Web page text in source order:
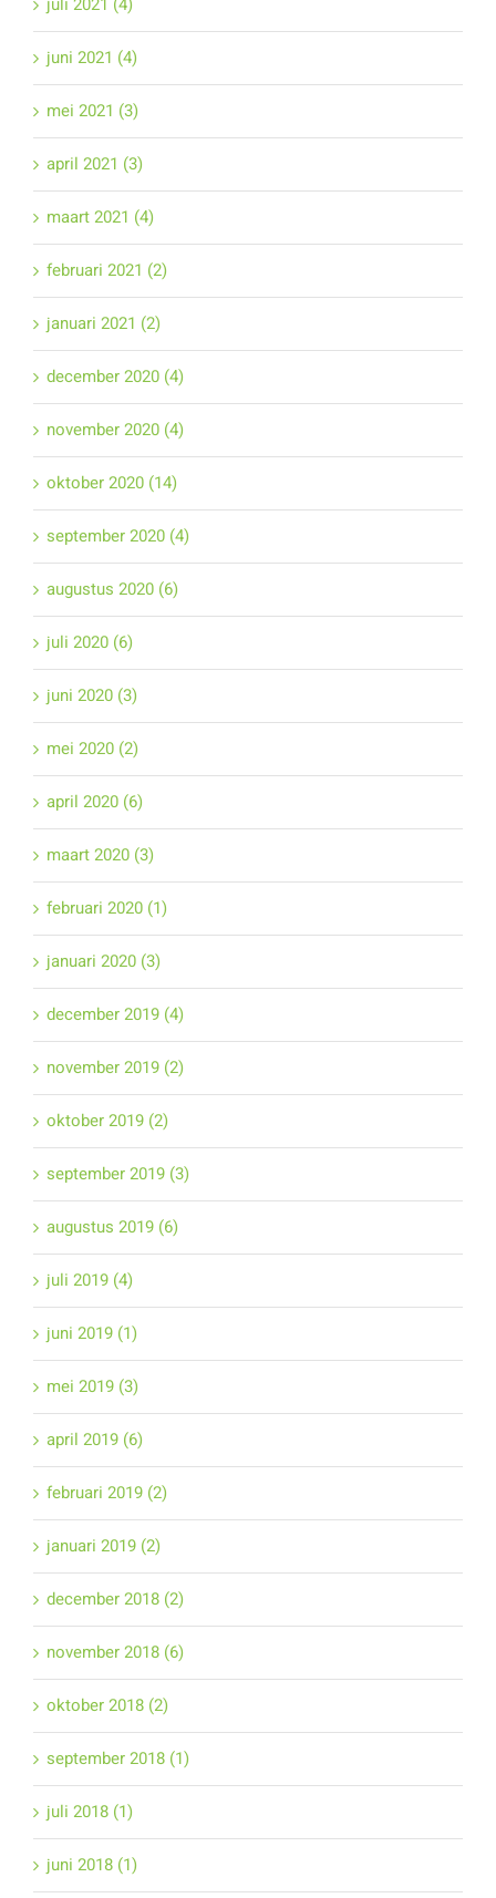
juni 2021 (4)
mei 2021 (3)
april 2021 (3)
maart 2021 (4)
februari 2021 (2)
januari 2021 (2)
december 2020 (4)
november 2020 (4)
oktober 2020 (14)
september 2020 (4)
augustus 2020 (6)
juli 2020 (6)
juni 2020 (3)
mei 2020 (2)
april 2020 (6)
maart 2020 (3)
februari 2020 (1)
januari 2020 (3)
december 2019 (4)
november 2019 (2)
oktober 2019 (2)
september 2019 (3)
augustus 2019 (6)
juli 2019 (4)
juni 2019 (1)
mei 2019 (3)
april 2019 (6)
februari 2019 (2)
januari 2019 (2)
december 2018 (2)
november 2018 (6)
oktober 2018 (2)
september 2018 (1)
juli 2018 (1)
juni 2018 (1)